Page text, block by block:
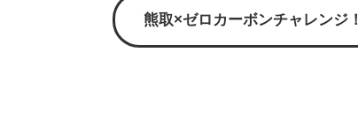
熊取×ゼロカーボンチャレンジ！